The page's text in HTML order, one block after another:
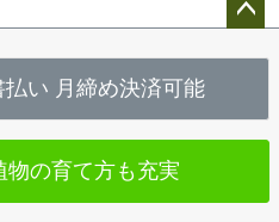
へ
払い 月締め決済可能
物の育て方も充実